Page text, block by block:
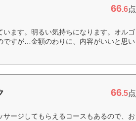
66.6点
ます。明るい気持ちになります。オルゴ
ですが…金額のわりに、内容がいいと思い
66.5点
ージしてもらえるコースもあるので、お